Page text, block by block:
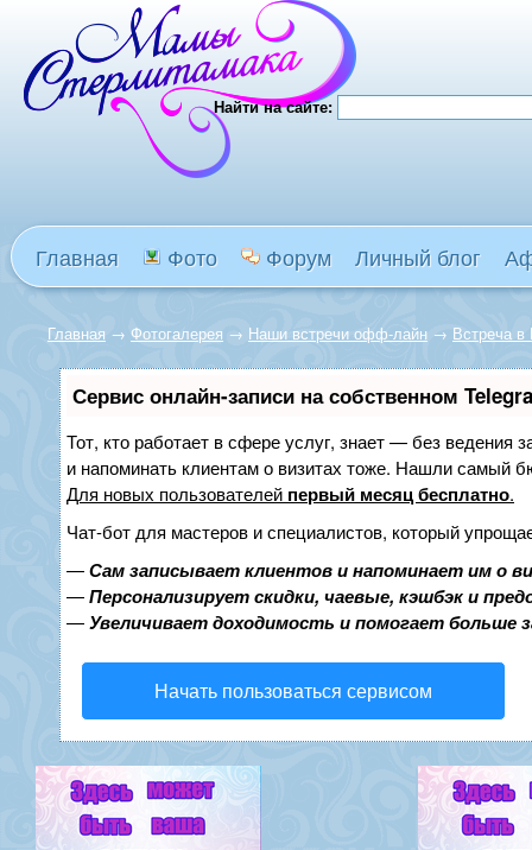
Найти на сайте:
Главная Фото Форум Личный блог
Главная → Фотогалерея → Наши встречи офф-лайн → Встреча в
Сервис онлайн-записи на собственном
Тот, кто работает в сфере услуг, знает — без ведения
и напоминать клиентам о визитах тоже. Нашли самый
Для новых пользователей первый месяц бесплатно.
Чат-бот для мастеров и специалистов, который
—Сам записывает клиентов и напоминает им о
—Персонализирует скидки, чаевые, кэшбэк и
—Увеличивает доходимость и помогает больше
Начать пользоваться сервисом